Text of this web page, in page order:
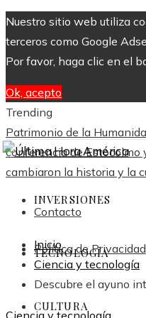
Nuestro sitio web utiliza
terceros como Google
Por favor, haga clic en el
Ok, acepto
Trending
Patrimonio de la
conferencia de Estocolmo
cambiaron la historia y la
Contacto
Política de Privacidad
INVERSIONES
TECNOLOGÍA
CULTURA
Inicio
Ciencia y tecnología
Descubre el ayuno
Ciencia y tecnología